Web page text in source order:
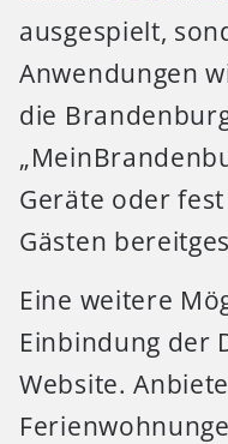
ausgespielt,
Anwendungen
die
Geräte oder
Gästen
Eine weitere
Einbindung der
Website.